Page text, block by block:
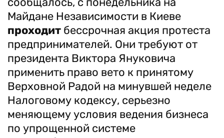
Майдане Независимости в Киеве
проходит бессрочная акция протеста
предпринимателей. Они требуют от
президента Виктора Януковича
применить право вето к принятому
Верховной Радой на минувшей неделе
Налоговому кодексу, серьезно
меняющему условия ведения бизнеса
по упрощенной системе